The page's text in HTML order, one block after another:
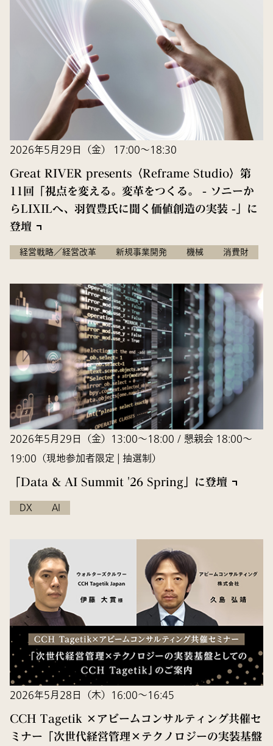
2026年5月29日（金） 17:00～18:30
Great RIVER presents〈Reframe Studio〉第
11回「視点を変える。変革をつくる。 - ソニーか
らLIXILへ、羽賀豊氏に聞く価値創造の実装 -」に
登壇
経営戦略／経営改革 新規事業開発 機械 消費財
2026年5月29日（金）13:00～18:00 / 懇親会 18:00～
19:00（現地参加者限定 | 抽選制）
「Data & AI Summit '26 Spring」に登壇
DX AI
2026年5月28日（木）16:00～16:45
CCH Tagetik ×アビームコンサルティング共催セ
ミナー「次世代経営管理×テクノロジーの実装基盤